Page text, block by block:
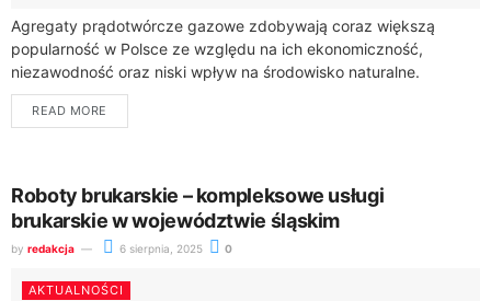
Agregaty prądotwórcze gazowe zdobywają coraz większą
popularność w Polsce ze względu na ich ekonomiczność,
niezawodność oraz niski wpływ na środowisko naturalne.
Wykorzystanie gazu ziemnego, LPG czy biogazu jako paliwa
zapewnia...
READ MORE
Roboty brukarskie – kompleksowe usługi
brukarskie w województwie śląskim
by redakcja 6 sierpnia, 2025 0
AKTUALNOŚCI